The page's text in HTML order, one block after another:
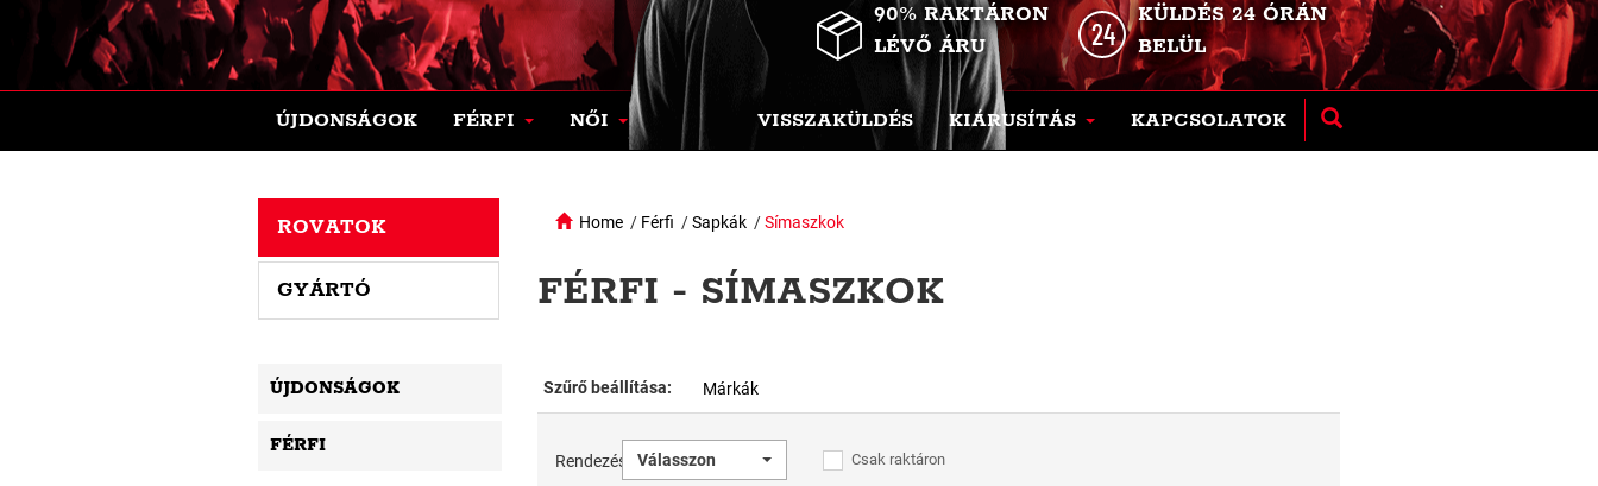
90% RAKTÁRON
LÉVŐ ÁRU
KÜLDÉS 24 ÓRÁN
BELÜL
ÚJDONSÁGOK FÉRFI NŐI VISSZAKÜLDÉS KIÁRUSÍTÁS KAPCSOLATOK
Home / Férfi /Sapkák /Símaszkok
FÉRFI - SÍMASZKOK
Szűrő beállítása: Márkák
Rendezés Válasszon Csak raktáron
ROVATOK
GYÁRTÓ
ÚJDONSÁGOK
FÉRFI